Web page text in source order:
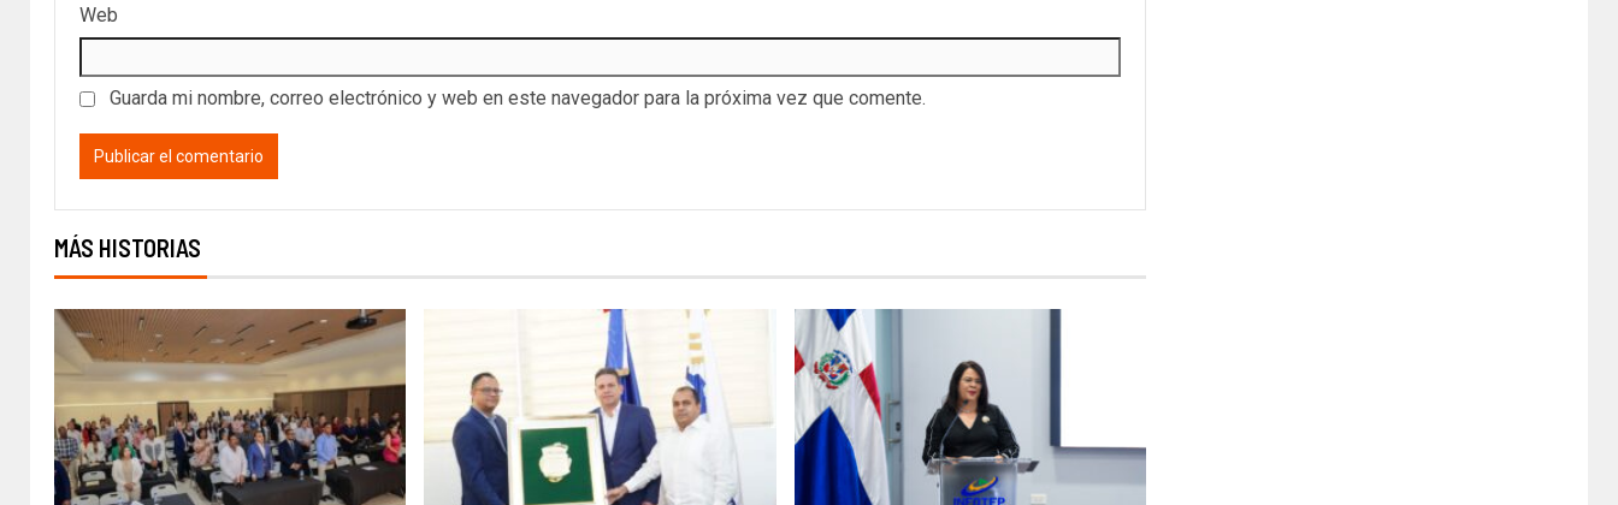
Web
Guarda mi nombre, correo electrónico y web en este navegador para la próxima vez que comente.
MÁS HISTORIAS